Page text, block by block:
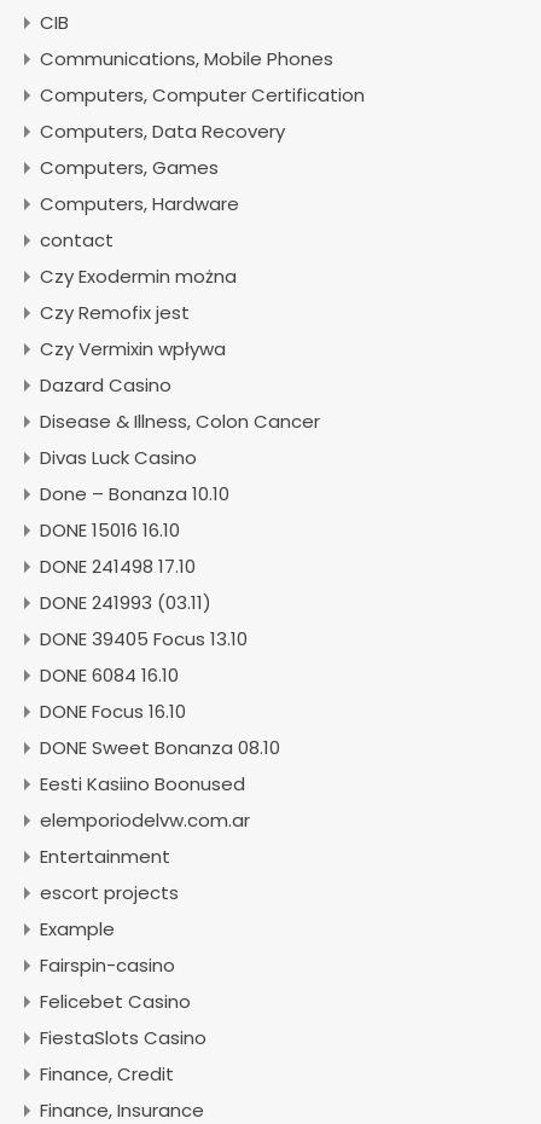
CIB
Communications, Mobile Phones
Computers, Computer Certification
Computers, Data Recovery
Computers, Games
Computers, Hardware
contact
Czy Exodermin można
Czy Remofix jest
Czy Vermixin wpływa
Dazard Casino
Disease & Illness, Colon Cancer
Divas Luck Casino
Done – Bonanza 10.10
DONE 15016 16.10
DONE 241498 17.10
DONE 241993 (03.11)
DONE 39405 Focus 13.10
DONE 6084 16.10
DONE Focus 16.10
DONE Sweet Bonanza 08.10
Eesti Kasiino Boonused
elemporiodelvw.com.ar
Entertainment
escort projects
Example
Fairspin-casino
Felicebet Casino
FiestaSlots Casino
Finance, Credit
Finance, Insurance